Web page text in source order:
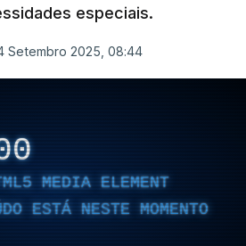
especiais.
Setembro 2025, 08:44
MEDIA ELEMENT
ESTÁ NESTE MOMENTO